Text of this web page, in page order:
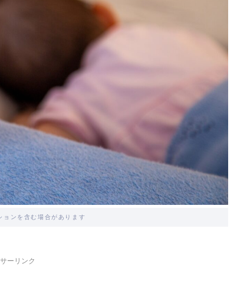
ョンを含む場合があります
ーリンク